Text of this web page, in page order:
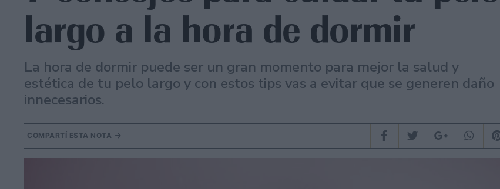
largo a la hora de dormir
La hora de dormir puede ser un gran momento para mejor la salud y
estética de tu pelo largo y con estos tips vas a evitar que se generen daño
innecesarios.
COMPARTÍ ESTA NOTA